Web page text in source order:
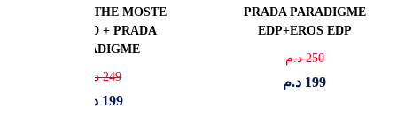
BOSS + SWY
SANDALWOOD
230د.م
199د.م
SWY INTENSLY + EROS
EDP
199د.م